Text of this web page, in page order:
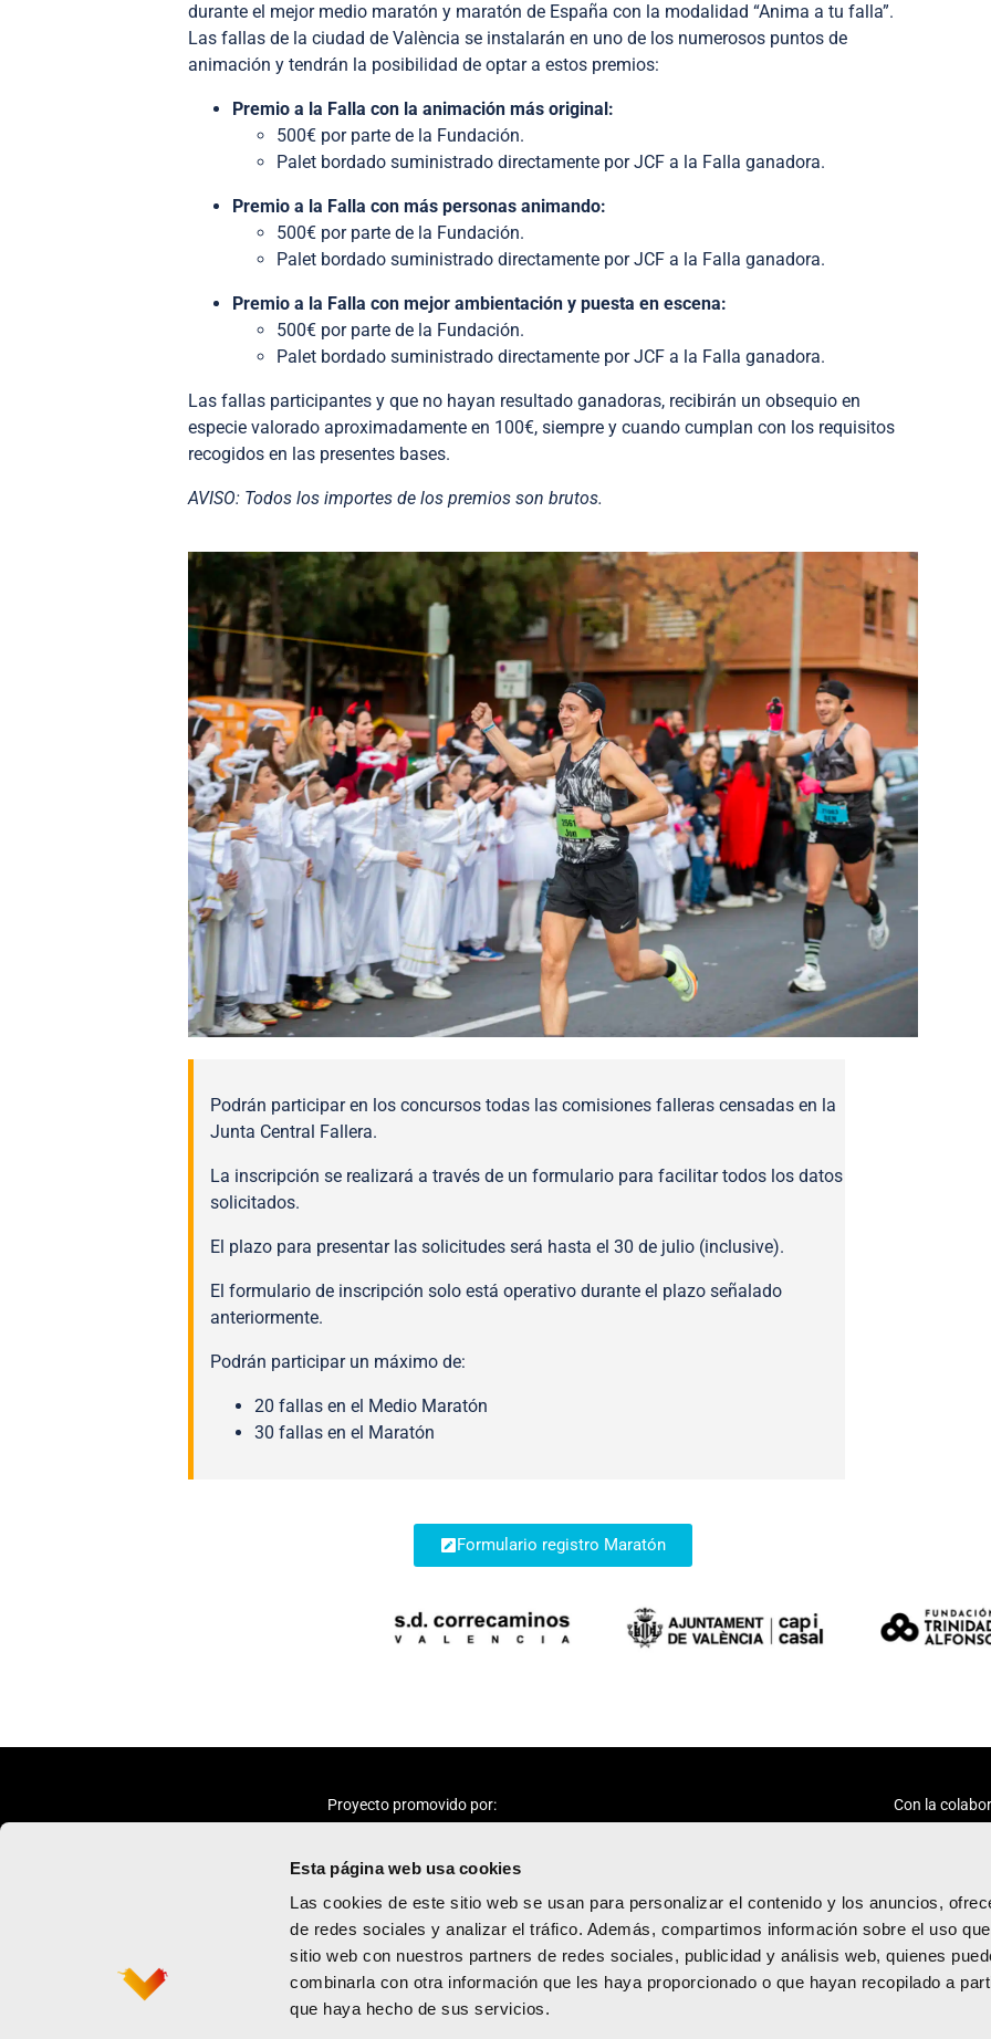
Esta página web usa cookies
Las cookies de este sitio web se usan para personalizar el contenido y los anuncios,
de redes sociales y analizar el tráfico. Además, compartimos información sobre el uso
sitio web con nuestros partners de redes sociales, publicidad y análisis web, quienes
combinarla con otra información que les haya proporcionado o que hayan recopilado a
que haya hecho de sus servicios.
durante el mejor medio maratón y maratón de España con la modalidad “Anima a tu falla”.
Las fallas de la ciudad de València se instalarán en uno de los numerosos puntos de
animación y tendrán la posibilidad de optar a estos premios:
Premio a la Falla con la animación más original:
500€ por parte de la Fundación.
Palet bordado suministrado directamente por JCF a la Falla ganadora.
Premio a la Falla con más personas animando:
500€ por parte de la Fundación.
Palet bordado suministrado directamente por JCF a la Falla ganadora.
Premio a la Falla con mejor ambientación y puesta en escena:
500€ por parte de la Fundación.
Palet bordado suministrado directamente por JCF a la Falla ganadora.
Las fallas participantes y que no hayan resultado ganadoras, recibirán un obsequio en
especie valorado aproximadamente en 100€, siempre y cuando cumplan con los requisitos
recogidos en las presentes bases.
AVISO: Todos los importes de los premios son brutos.
Podrán participar en los concursos todas las comisiones falleras censadas en la
Junta Central Fallera.
La inscripción se realizará a través de un formulario para facilitar todos los datos
solicitados.
El plazo para presentar las solicitudes será hasta el 30 de julio (inclusive).
El formulario de inscripción solo está operativo durante el plazo señalado
anteriormente.
Podrán participar un máximo de:
20 fallas en el Medio Maratón
30 fallas en el Maratón
Formulario registro Maratón
Proyecto promovido por: Con la
Política de privacidad